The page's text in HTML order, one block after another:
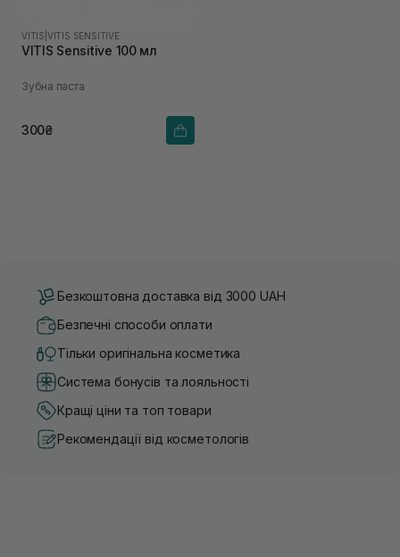
VITIS VITIS SENSITIVE
VITIS Sensitive 100 мл
Зубна паста
300₴
Безкоштовна доставка від 3000 UAH
Безпечні способи оплати
Тільки оригінальна косметика
Система бонусів та лояльності
Кращі ціни та топ товари
Рекомендації від косметологів